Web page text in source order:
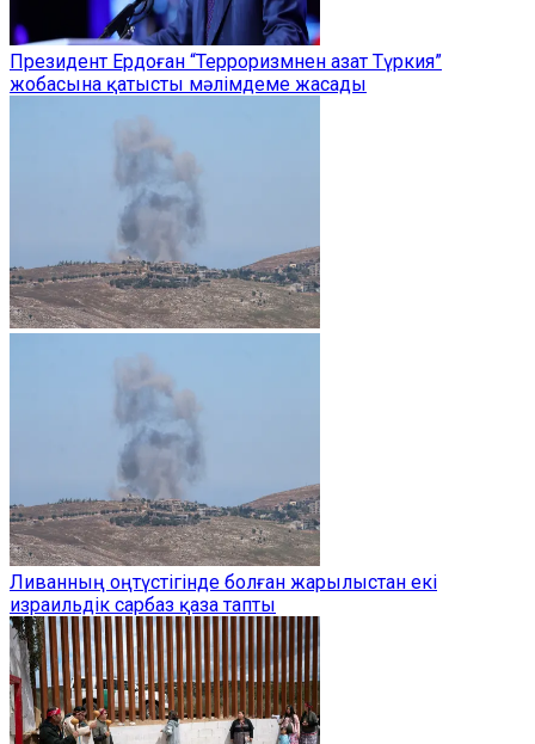
Президент Ердоған “Терроризмнен азат Түркия”
жобасына қатысты мәлімдеме жасады
Ливанның оңтүстігінде болған жарылыстан екі
израильдік сарбаз қаза тапты